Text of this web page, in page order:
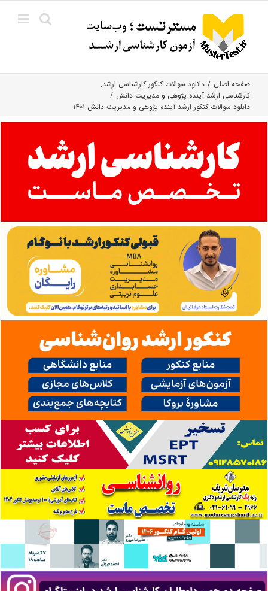
content
صفحه اصلی
دانلود سوالات کنکور کارشناسی ارشد
کارشناسی ارشد آینده‌ پژوهی و مدیریت دانش
دانلود سوالات کنکور ارشد آینده پژوهی و مدیریت دانش ۱۴۰۱